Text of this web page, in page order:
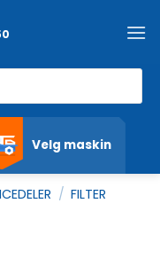
Velg maskin
/ FILTER